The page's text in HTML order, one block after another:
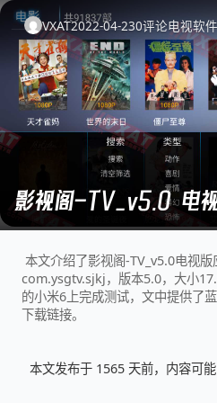
VXAT2022-04-230评论电视软件
影视阁-TV_v5.0 电
本文介绍了影视阁-TV_v5.0电视
com.ysgtv.sjkj，版本5.0，大小
的小米6上完成测试，文中提供了
下载链接。
本文发布于 1565 天前，内容可能